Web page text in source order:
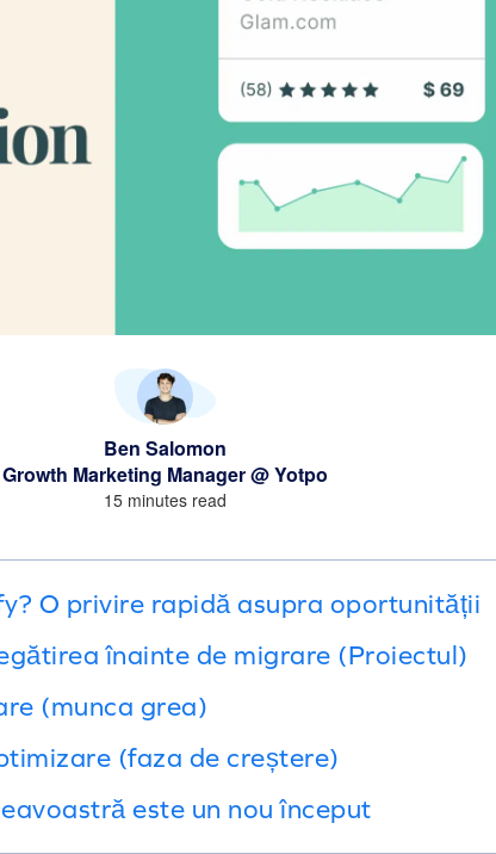
Ben Salomon
Growth Marketing Manager @ Yotpo
15 minutes read
O privire rapidă asupra oportunității
înainte de migrare (Proiectul)
(munca grea)
(faza de creștere)
este un nou început